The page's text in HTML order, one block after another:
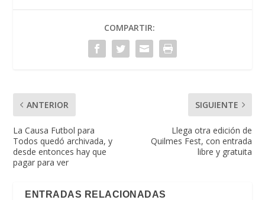
COMPARTIR:
ANTERIOR
La Causa Futbol para
Todos quedó archivada, y
desde entonces hay que
pagar para ver
SIGUIENTE
Llega otra edición de
Quilmes Fest, con entrada
libre y gratuita
ENTRADAS RELACIONADAS